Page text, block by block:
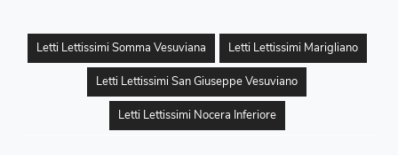
Letti Lettissimi Somma Vesuviana Letti Lettissimi Marigliano
Letti Lettissimi San Giuseppe Vesuviano
Letti Lettissimi Nocera Inferiore